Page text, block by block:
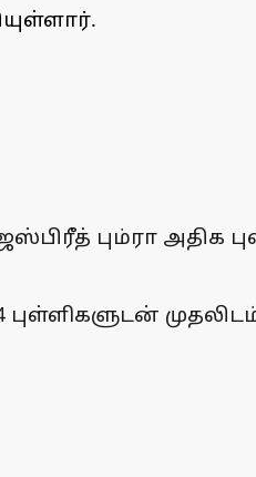
பும்ரா அதிக
முதலிடம்